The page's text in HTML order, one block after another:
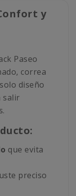
y
Paseo
correa
diseño
salir
que evita
preciso